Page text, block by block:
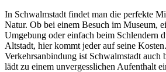
In Schwalmstadt findet man die perfekte
Natur. Ob bei einem Besuch im Museum,
Umgebung oder einfach beim Schlendern
Altstadt, hier kommt jeder auf seine
Verkehrsanbindung ist Schwalmstadt auch
lädt zu einem unvergesslichen Aufenthalt